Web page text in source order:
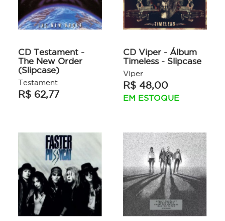
CD Testament -
The New Order
(Slipcase)
Testament
R$ 62,77
CD Viper - Álbum
Timeless - Slipcase
Viper
R$ 48,00
EM ESTOQUE